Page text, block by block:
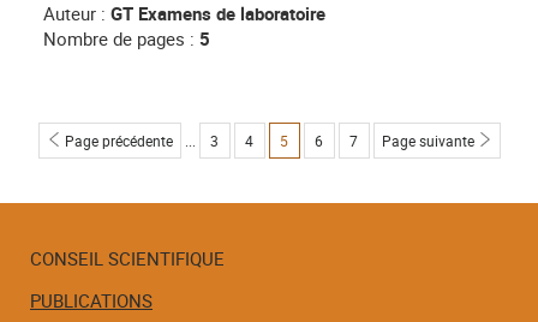
Auteur : GT Examens de laboratoire
Nombre de pages : 5
Page précédente Page
3 Page
4 Page
5 Page
6 Page
7 Page suivante
Menu
CONSEIL SCIENTIFIQUE
PUBLICATIONS